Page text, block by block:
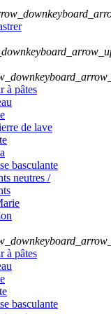
à pâtes
de lave
basculante
neutres /
à pâtes
basculante